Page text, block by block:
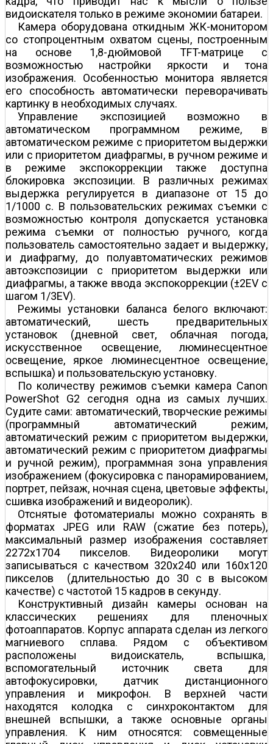
видоискателя только в режиме экономии батареи.
Камера оборудована откидным ЖК-монитором
со стопроцентным охватом сцены, построенным
на основе 1,8-дюймовой TFT-матрице с
возможностью настройки яркости и тона
изображения. Особенностью монитора является
его способность автоматически переворачивать
картинку в необходимых случаях.
Управление экспозицией возможно в
автоматическом программном режиме, в
автоматическом режиме с приоритетом выдержки
или с приоритетом диафрагмы, в ручном режиме и
в режиме экспокоррекции также доступна
блокировка экспозиции. В различных режимах
выдержка регулируется в диапазоне от 15 до
1/1000 с. В пользовательских режимах съемки с
возможностью контроля допускается установка
режима съемки от полностью ручного, когда
пользователь самостоятельно задает и выдержку,
и диафрагму, до полуавтоматических режимов
автоэкспозиции с приоритетом выдержки или
диафрагмы, а также ввода экспокоррекции (±2EV с
шагом 1/3EV).
Режимы установки баланса белого включают:
автоматический, шесть предварительных
установок (дневной свет, облачная погода,
искусственное освещение, люминесцентное
освещение, яркое люминесцентное освещение,
вспышка) и пользовательскую установку.
По количеству режимов съемки камера Canon
PowerShot G2 сегодня одна из самых лучших.
Судите сами: автоматический, творческие режимы
(программный автоматический режим,
автоматический режим с приоритетом выдержки,
автоматический режим с приоритетом диафрагмы
и ручной режим), программная зона управления
изображением (фокусировка с панорамированием,
портрет, пейзаж, ночная сцена, цветовые эффекты,
сшивка изображений и видеоролик).
Отснятые фотоматериалы можно сохранять в
форматах JPEG или RAW (сжатие без потерь),
максимальный размер изображения составляет
2272x1704 пикселов. Видеоролики могут
записываться с качеством 320x240 или 160x120
пикселов (длительностью до 30 с в высоком
качестве) с частотой 15 кадров в секунду.
Конструктивный дизайн камеры основан на
классических решениях для пленочных
фотоаппаратов. Корпус аппарата сделан из легкого
магниевого сплава. Рядом с объективом
расположены видоискатель, вспышка,
вспомогательный источник света для
автофокусировки, датчик дистанционного
управления и микрофон. В верхней части
находятся колодка с синхроконтактом для
внешней вспышки, а также основные органы
управления. К ним относятся: совмещенные